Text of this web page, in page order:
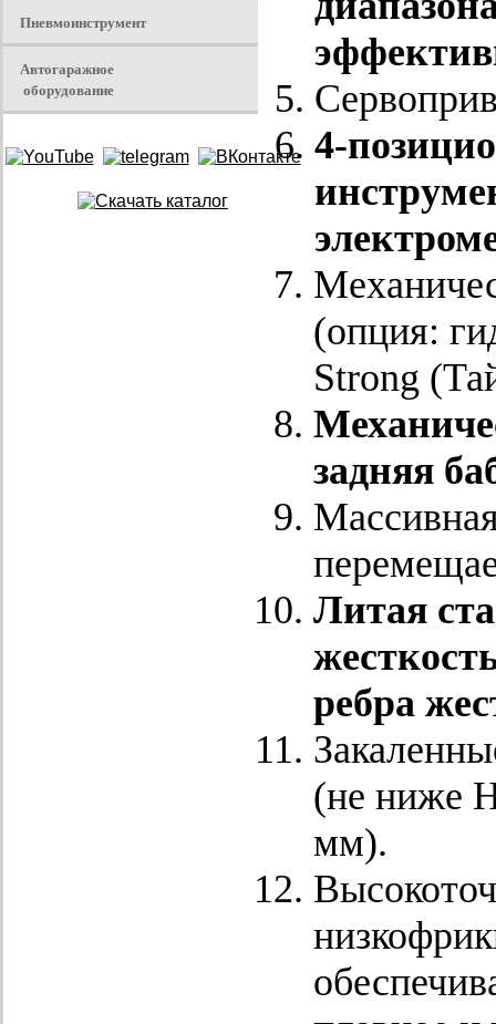
Пневмоинструмент
Автогаражное
оборудование
4-
(опция:
Strong
задняя
Литая
ребра
(не ниже
мм).